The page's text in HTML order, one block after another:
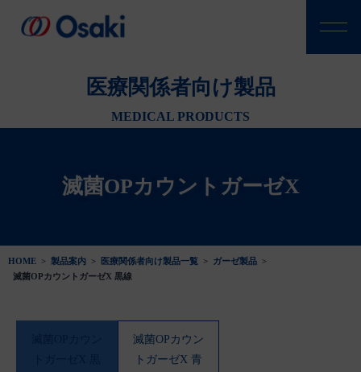
医療関係者向け製品
MEDICAL PRODUCTS
滅菌OPカウントガーゼX
HOME > 製品案内 > 医療関係者向け製品一覧 > ガーゼ製品 >
滅菌OPカウントガーゼX 黒線
滅菌OPカウン
トガーゼX 青